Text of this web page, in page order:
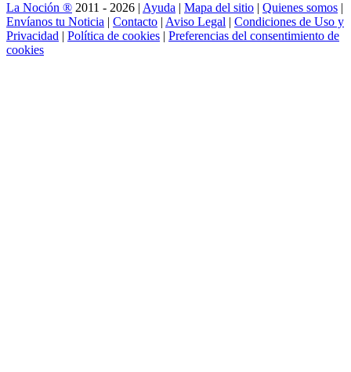
La Noción ® 2011 - 2026 | Ayuda | Mapa del sitio | Quienes somos |
Envíanos tu Noticia | Contacto | Aviso Legal | Condiciones de Uso y
Privacidad | Política de cookies | Preferencias del consentimiento de
cookies